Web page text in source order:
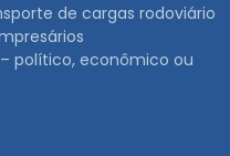
de cargas rodoviário
político, econômico ou